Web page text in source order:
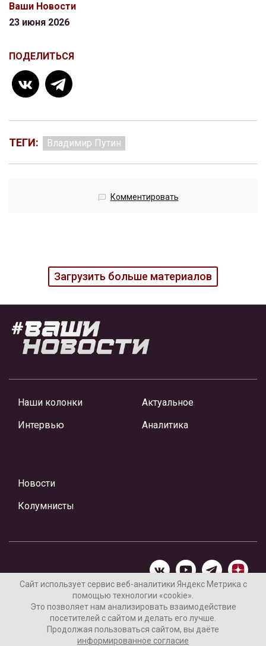
Ваши Новости
23 июня 2026
ПОДЕЛИТЬСЯ
ТЕГИ: Владимир Путин
Комментировать
Загрузить больше материалов
Наши колонки
Интервью
Актуальное
Аналитика
Новости
Колумнисты
Материалы предоставлены редакцией Интернет-газеты
«Ваши новости»
Нашли ошибку? Выделите ее и нажмите Ctrl+Enter
Сайт использует сервис веб-аналитики Яндекс Метрика с
помощью технологии «cookie».
Это позволяет нам анализировать взаимодействие
посетителей с сайтом и делать его лучше.
Продолжая пользоваться сайтом, вы даёте
информированное согласие